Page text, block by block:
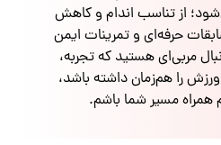
از تناسب اندام و کاهش
حرفه‌ای و تمرینات ایمن
مربی‌ای هستید که تجربه،
را هم‌زمان داشته باشد،
مسیر شما باشم.